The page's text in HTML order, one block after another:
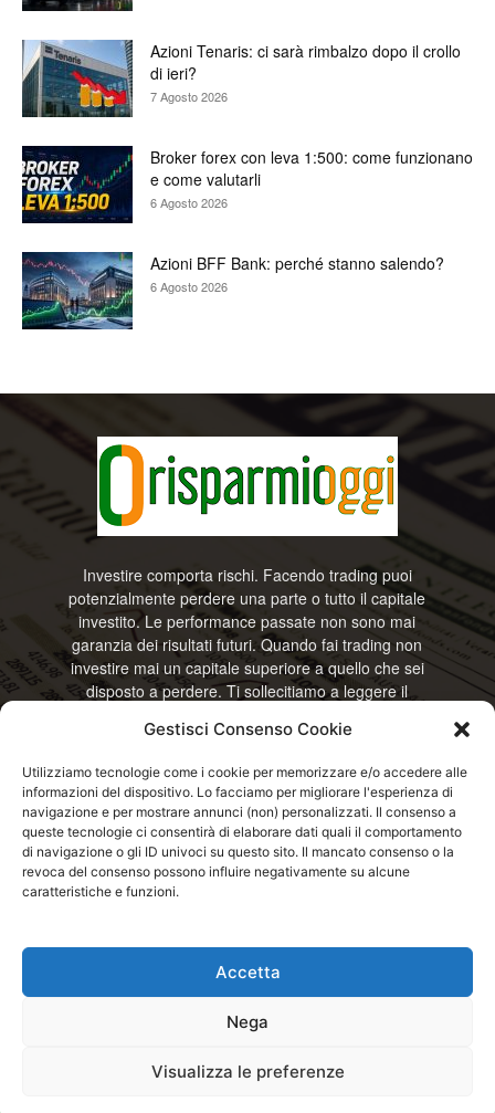
Gestisci Consenso Cookie
Utilizziamo tecnologie come i cookie per memorizzare e/o accedere alle
informazioni del dispositivo. Lo facciamo per migliorare l'esperienza di
navigazione e per mostrare annunci (non) personalizzati. Il consenso a
queste tecnologie ci consentirà di elaborare dati quali il comportamento
di navigazione o gli ID univoci su questo sito. Il mancato consenso o la
revoca del consenso possono influire negativamente su alcune
caratteristiche e funzioni.
Accetta
Nega
Visualizza le preferenze
Azioni Tenaris: ci sarà rimbalzo dopo il crollo
di ieri?
7 Agosto 2026
Broker forex con leva 1:500: come funzionano
e come valutarli
6 Agosto 2026
Azioni BFF Bank: perché stanno salendo?
6 Agosto 2026
Investire comporta rischi. Facendo trading puoi
potenzialmente perdere una parte o tutto il capitale
investito. Le performance passate non sono mai
garanzia dei risultati futuri. Quando fai trading non
investire mai un capitale superiore a quello che sei
disposto a perdere. Ti sollecitiamo a leggere il
RisparmiOggi non offre alcun genere di consulenza
informazioni riportate. Continuando ad accedere o
a usare questo sito o ogni servizio disponibile
questo sito, dichiari di accettare termini e condizioni
previste. © RisparmiOggi
Contattaci:
Disclaimer / Avviso sui rischi
questo sito si accettano le condizioni previste nel Disclaimer, Cookie e